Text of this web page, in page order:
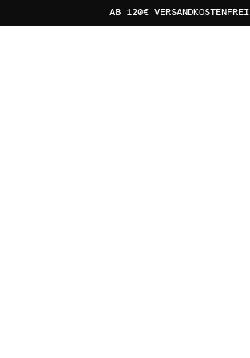
AB 120€ VERSANDKOSTENFREI